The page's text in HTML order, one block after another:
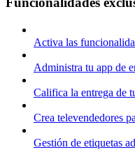
Activa las
Administra tu app de
Califica la entrega de
Crea televendedores
Gestión de etiquetas